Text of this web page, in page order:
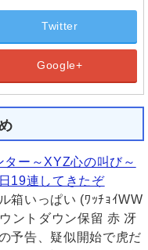
Twitter
Google+
ー～XYZ心の叫び～
19連してきたぞ
箱いっぱい (ﾜｯﾁｮｲWW
ントダウン保留 赤 冴
予告、疑似開始で虎だ